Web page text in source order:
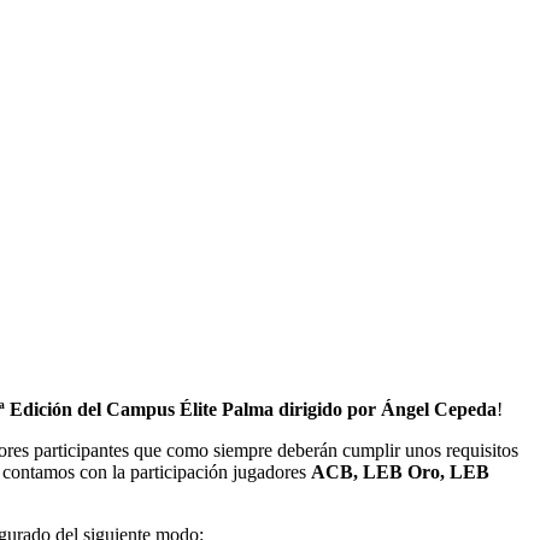
Edición del Campus Élite Palma dirigido por Ángel Cepeda!
participantes que como siempre deberán cumplir unos requisitos
con la participación jugadores ACB, LEB Oro, LEB
del siguiente modo: